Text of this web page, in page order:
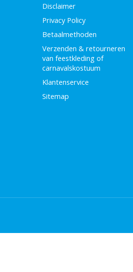
Disclaimer
Privacy Policy
Betaalmethoden
Verzenden & retourneren
van feestkleding of
carnavalskostuum
Klantenservice
Sitemap